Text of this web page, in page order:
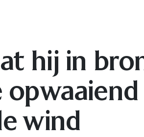
hij in
opwaaiend
wind